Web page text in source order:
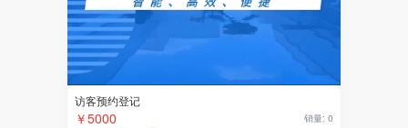
访客预约登记
￥5000 销量: 0